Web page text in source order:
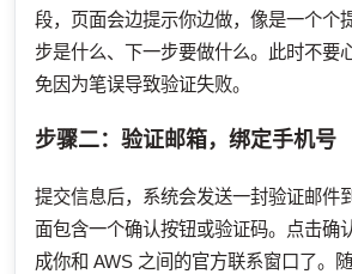
段，页面会边提示你边做，像是一个个
步是什么、下一步要做什么。此时不要
免因为笔误导致验证失败。
步骤二：验证邮箱，绑定手机号
提交信息后，系统会发送一封验证邮件
面包含一个确认按钮或验证码。点击确
成你和 AWS 之间的官方联系窗口了。